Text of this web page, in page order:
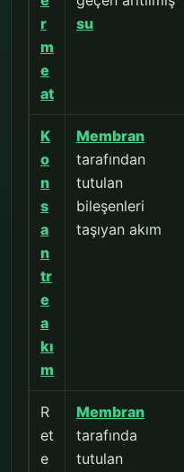
r
m
e
at
su
K
o
n
s
a
n
tr
e
a
kı
m
Membran
tarafından
tutulan
bileşenleri
taşıyan akım
R
et
e
Membran
tarafında
tutulan